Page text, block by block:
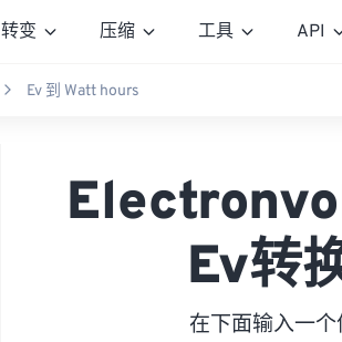
转变 压缩 工具 API
Ev 到 Watt hours
Ev转
在下面输入一